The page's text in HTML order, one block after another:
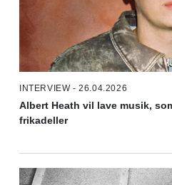
INTERVIEW - 26.04.2026
Albert Heath vil lave musik,
frikadeller